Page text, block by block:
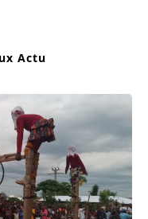
Actu